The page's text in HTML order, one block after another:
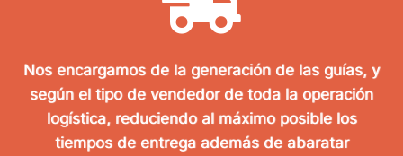
Nos encargamos de la generación de las guías, y
según el tipo de vendedor de toda la operación
logística, reduciendo al máximo posible los
tiempos de entrega además de abaratar